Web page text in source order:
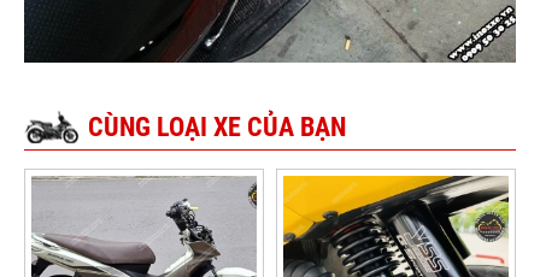
CÙNG LOẠI XE CỦA BẠN